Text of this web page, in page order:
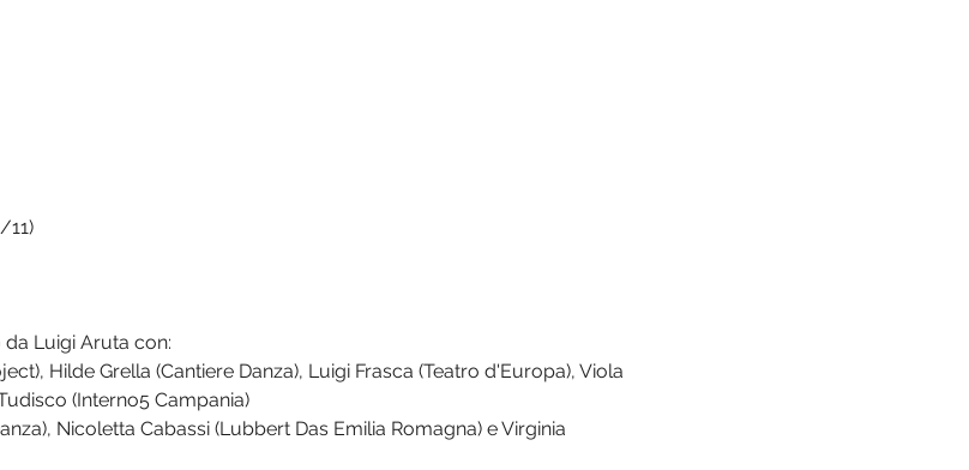
11)
Luigi Aruta con:
Hilde Grella (Cantiere Danza), Luigi Frasca (Teatro d'Europa), Viola
(Interno5 Campania)
Nicoletta Cabassi (Lubbert Das Emilia Romagna) e Virginia